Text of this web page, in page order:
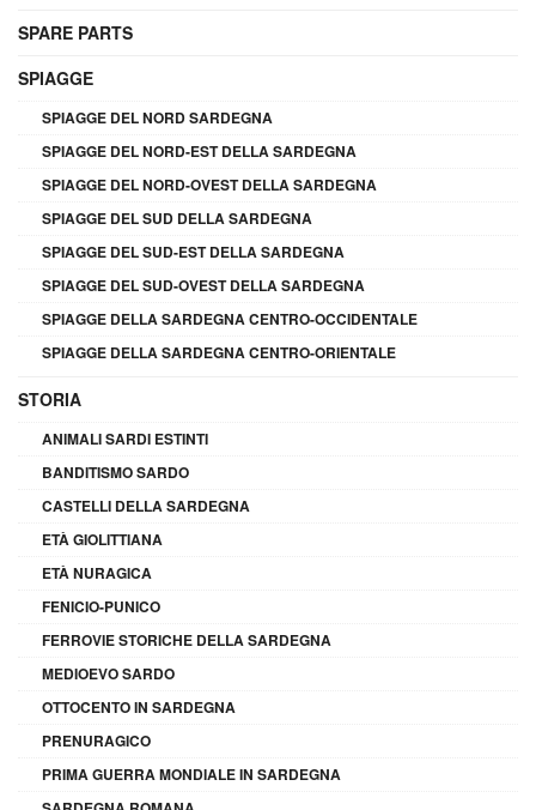
SPARE PARTS
SPIAGGE
SPIAGGE DEL NORD SARDEGNA
SPIAGGE DEL NORD-EST DELLA SARDEGNA
SPIAGGE DEL NORD-OVEST DELLA SARDEGNA
SPIAGGE DEL SUD DELLA SARDEGNA
SPIAGGE DEL SUD-EST DELLA SARDEGNA
SPIAGGE DEL SUD-OVEST DELLA SARDEGNA
SPIAGGE DELLA SARDEGNA CENTRO-OCCIDENTALE
SPIAGGE DELLA SARDEGNA CENTRO-ORIENTALE
STORIA
ANIMALI SARDI ESTINTI
BANDITISMO SARDO
CASTELLI DELLA SARDEGNA
ETÀ GIOLITTIANA
ETÀ NURAGICA
FENICIO-PUNICO
FERROVIE STORICHE DELLA SARDEGNA
MEDIOEVO SARDO
OTTOCENTO IN SARDEGNA
PRENURAGICO
PRIMA GUERRA MONDIALE IN SARDEGNA